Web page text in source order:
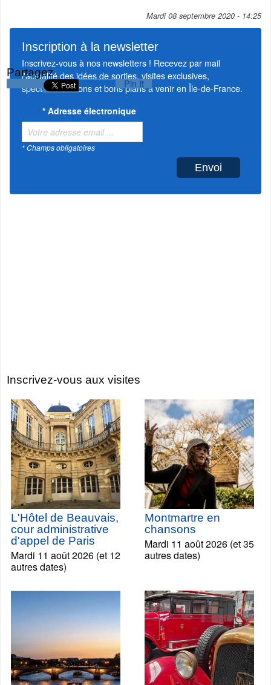
Mardi 08 septembre 2020 - 14:25
Inscription à la newsletter
Inscrivez-vous à nos newsletters ! Recevez par mail
l'actualité des idées de sorties, visites exclusives,
spectacles, salons et bons plans à venir en Île-de-France.
* Adresse électronique
* Champs obligatoires
Partagez
Pin It
Inscrivez-vous aux visites
L'Hôtel de Beauvais,
cour administrative
d'appel de Paris
Mardi 11 août 2026 (et 12
autres dates)
Montmartre en
chansons
Mardi 11 août 2026 (et 35
autres dates)